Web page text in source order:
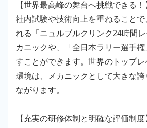
【世界最高峰の舞台へ挑戦できる！
社内試験や技術向上を重ねることで
れる「ニュルブルクリンク24時間
カニックや、「全日本ラリー選手
すことができます。世界のトップ
環境は、メカニックとして大きな
ながります。
【充実の研修体制と明確な評価制度